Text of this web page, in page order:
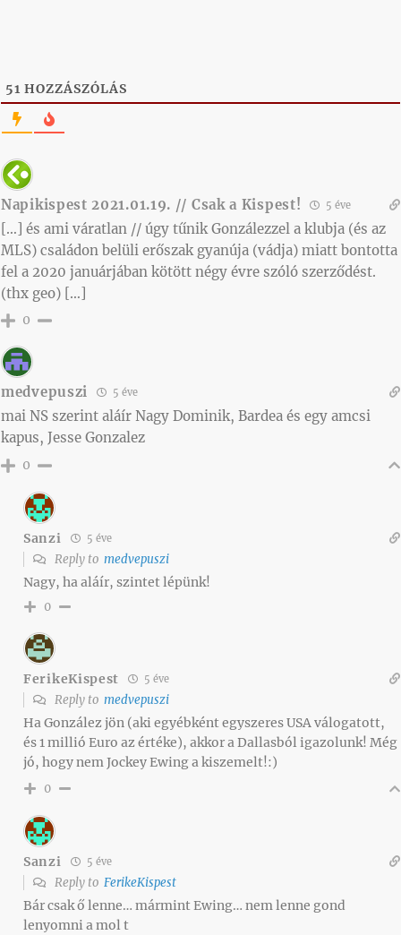
51 HOZZÁSZÓLÁS
Napikispest 2021.01.19. // Csak a Kispest! 5 éve
[…] és ami váratlan // úgy tűnik Gonzálezzel a klubja (és az
MLS) családon belüli erőszak gyanúja (vádja) miatt bontotta
fel a 2020 januárjában kötött négy évre szóló szerződést.
(thx geo) […]
0
medvepuszi 5 éve
mai NS szerint aláír Nagy Dominik, Bardea és egy amcsi
kapus, Jesse Gonzalez
0
Sanzi 5 éve
Reply to medvepuszi
Nagy, ha aláír, szintet lépünk!
0
FerikeKispest 5 éve
Reply to medvepuszi
Ha González jön (aki egyébként egyszeres USA válogatott,
és 1 millió Euro az értéke), akkor a Dallasból igazolunk! Még
jó, hogy nem Jockey Ewing a kiszemelt!:)
0
Sanzi 5 éve
Reply to FerikeKispest
Bár csak ő lenne… mármint Ewing… nem lenne gond
lenyomni a mol t